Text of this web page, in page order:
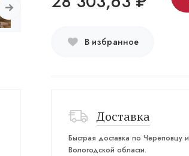
В избранное
Доставка
Быстрая доставка по Череповцу и
Вологодской области.